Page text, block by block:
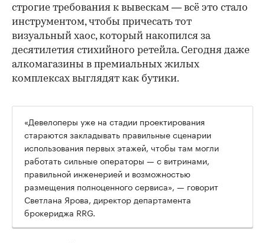
строгие требования к вывескам — всё это стало
инструментом, чтобы причесать тот
визуальный хаос, который накопился за
десятилетия стихийного ретейла. Сегодня даже
алкомагазины в премиальных жилых
комплексах выглядят как бутики.
00:00
«Девелоперы уже на стадии проектирования
стараются закладывать правильные сценарии
использования первых этажей, чтобы там могли
работать сильные операторы — с витринами,
правильной инженерией и возможностью
размещения полноценного сервиса», — говорит
Светлана Ярова, директор департамента
брокериджа RRG.